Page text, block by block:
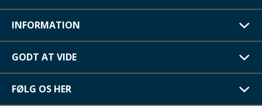
INFORMATION
GODT AT VIDE
FØLG OS HER